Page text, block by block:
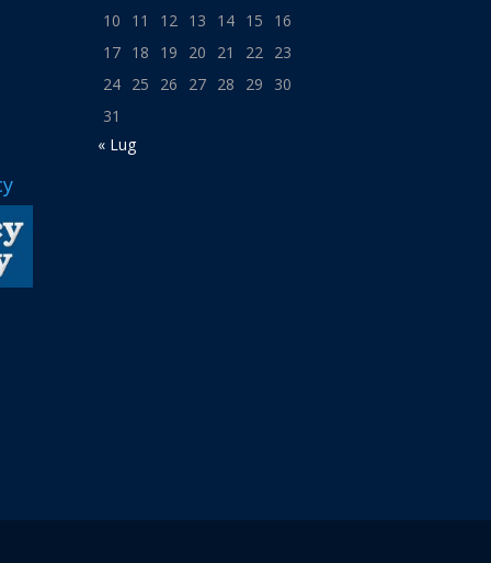
10
11 12 13 14 15
16
17 18 19 20 21 22
23
24 25 26 27 28 29
30
31
« Lug